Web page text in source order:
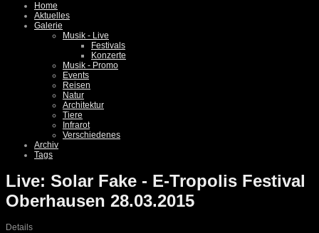
Home
Aktuelles
Galerie
Musik - Live
Festivals
Konzerte
Musik - Promo
Events
Reisen
Natur
Architektur
Tiere
Infrarot
Verschiedenes
Archiv
Tags
Live: Solar Fake - E-Tropolis Festival
Oberhausen 28.03.2015
Details